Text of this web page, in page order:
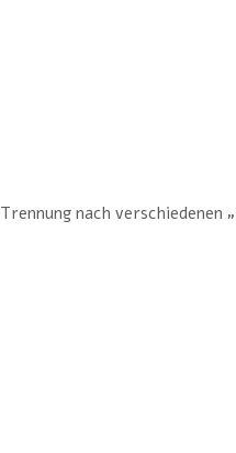
nach verschiedenen